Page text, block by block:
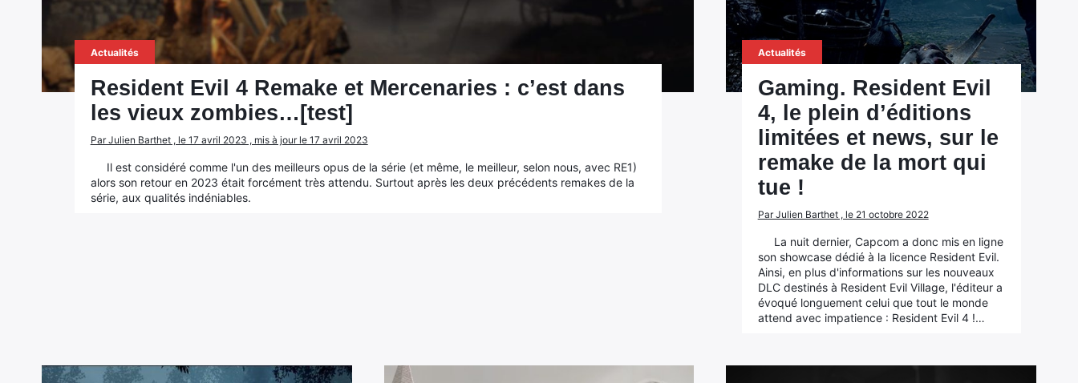
Actualités
Resident Evil 4 Remake et Mercenaries : c’est dans
les vieux zombies…[test]
Par Julien Barthet , le 17 avril 2023 , mis à jour le 17 avril 2023
Il est considéré comme l'un des meilleurs opus de la série (et même, le meilleur, selon nous, avec RE1)
alors son retour en 2023 était forcément très attendu. Surtout après les deux précédents remakes de la
série, aux qualités indéniables.
Actualités
Gaming. Resident Evil
4, le plein d’éditions
limitées et news, sur le
remake de la mort qui
tue !
Par Julien Barthet , le 21 octobre 2022
La nuit dernier, Capcom a donc mis en ligne
son showcase dédié à la licence Resident Evil.
Ainsi, en plus d'informations sur les nouveaux
DLC destinés à Resident Evil Village, l'éditeur a
évoqué longuement celui que tout le monde
attend avec impatience : Resident Evil 4 !…